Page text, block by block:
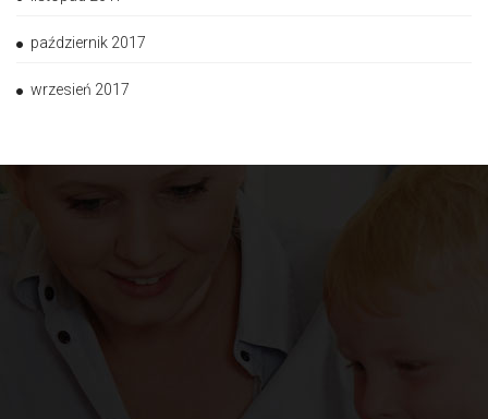
październik 2017
wrzesień 2017